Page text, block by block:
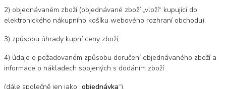
2) objednávaném zboží (objednávané zboží „vloží“ kupující do
elektronického nákupního košíku webového rozhraní obchodu),
3) způsobu úhrady kupní ceny zboží,
4) údaje o požadovaném způsobu doručení objednávaného zboží a
informace o nákladech spojených s dodáním zboží
(dále společně jen jako „objednávka“).